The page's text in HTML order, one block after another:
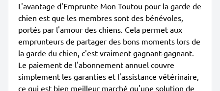
L'avantage d'Emprunte Mon Toutou pour la garde de
chien est que les membres sont des bénévoles,
portés par l'amour des chiens. Cela permet aux
emprunteurs de partager des bons moments lors de
la garde du chien, c'est vraiment gagnant-gagnant.
Le paiement de l'abonnement annuel couvre
simplement les garanties et l'assistance vétérinaire,
ce qui est bien meilleur marché qu'une solution de